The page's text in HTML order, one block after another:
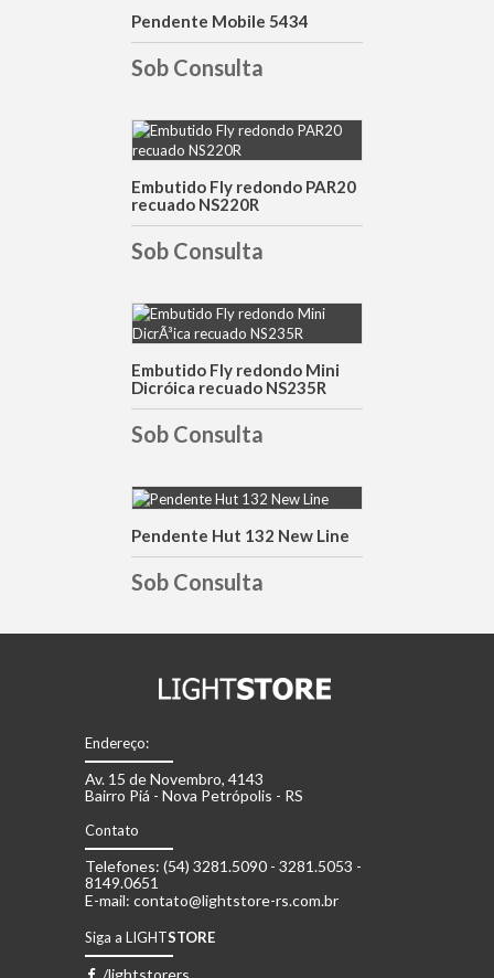
DETALHES
Pendente Mobile 5434
Sob Consulta
DETALHES
Embutido Fly redondo PAR20
recuado NS220R
Sob Consulta
DETALHES
Embutido Fly redondo Mini
Dicróica recuado NS235R
Sob Consulta
DETALHES
Pendente Hut 132 New Line
Sob Consulta
Endereço:
Av. 15 de Novembro, 4143
Bairro Piá - Nova Petrópolis - RS
Contato
Telefones: (54) 3281.5090 - 3281.5053 -
8149.0651
E-mail: contato@lightstore-rs.com.br
Siga a LIGHTSTORE
/lightstorers